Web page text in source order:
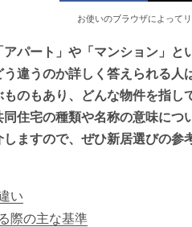
お使いのブラウザによって
パート」や「マンション」と
違うのか詳しく答えられる人
のもあり、どんな物件を指し
住宅の種類や名称の意味につ
ますので、ぜひ新居選びの参
い
際の主な基準